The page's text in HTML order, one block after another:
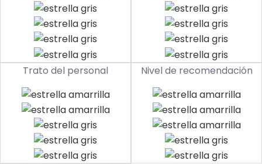
Trato del personal Nivel de recomendación